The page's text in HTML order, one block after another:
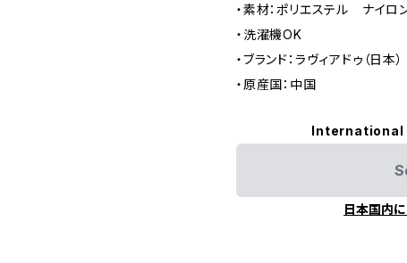
・素材：ポリエステル ナ
・洗濯機OK
・ブランド：ラヴィアドゥ（日本）
・原産国：中国
International
日本国内